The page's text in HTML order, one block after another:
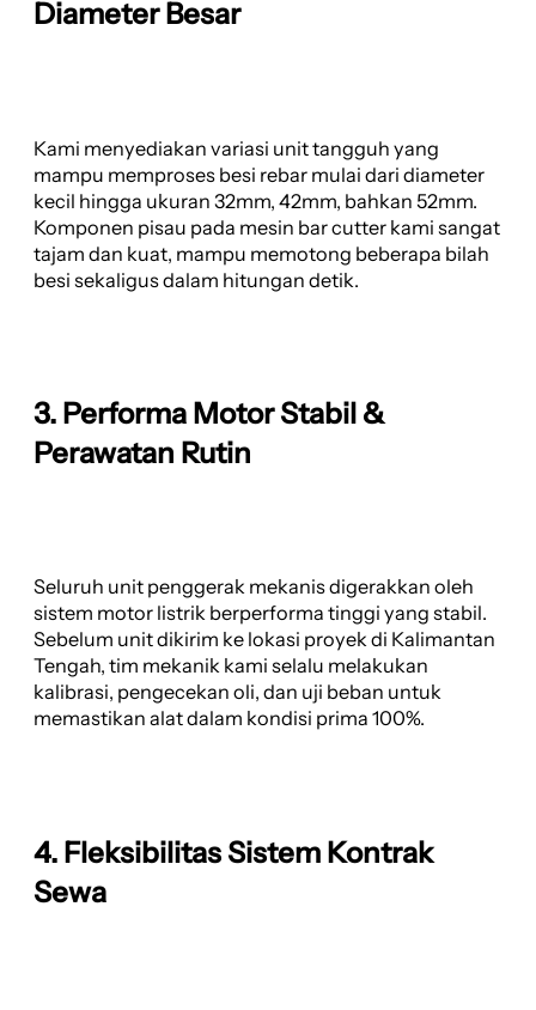
Diameter Besar
Kami menyediakan variasi unit tangguh yang
mampu memproses besi rebar mulai dari diameter
kecil hingga ukuran 32mm, 42mm, bahkan 52mm.
Komponen pisau pada mesin bar cutter kami sangat
tajam dan kuat, mampu memotong beberapa bilah
besi sekaligus dalam hitungan detik.
3. Performa Motor Stabil &
Perawatan Rutin
Seluruh unit penggerak mekanis digerakkan oleh
sistem motor listrik berperforma tinggi yang stabil.
Sebelum unit dikirim ke lokasi proyek di Kalimantan
Tengah, tim mekanik kami selalu melakukan
kalibrasi, pengecekan oli, dan uji beban untuk
memastikan alat dalam kondisi prima 100%.
4. Fleksibilitas Sistem Kontrak
Sewa